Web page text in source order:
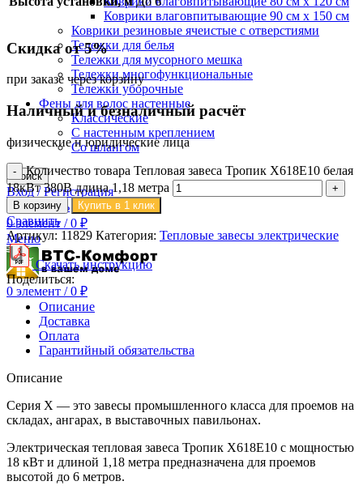
Коврики влаговпитывающие 90 см х 150 см
Коврики резиновые ячеистые с отверстиями
Тележки для белья
Тележки для мусорного мешка
Тележки многофункциональные
Тележки уборочные
Фены для волос настенные
Классические
С настенным креплением
Со шлангом
Поиск
Вход / Регистрация
Сравнить
0элемент / 0 ₽
Меню
0 элемент / 0 ₽
Скидка от 5%
при заказе через корзину
Наличный и безналичный расчёт
физические и юридические лица
Количество товара Тепловая завеса Тропик X618E10 белая
18кВт 380В длина 1,18 метра
В корзину Купить в 1 клик
Сравнить
Артикул: 11829 Категория: Тепловые завесы электрические
Скачать инструкцию
Поделиться:
Описание
Доставка
Оплата
Гарантийный обязательства
Описание
Серия Х — это завесы промышленного класса для проемов на
складах, ангарах, в выставочных павильонах.
Электрическая тепловая завеса Тропик X618E10 с мощностью
18 кВт и длиной 1,18 метра предназначена для проемов
высотой до 6 метров.